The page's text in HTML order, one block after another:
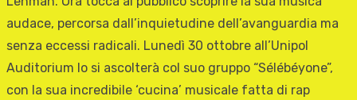
audace, percorsa dall’inquietudine dell’avanguardia ma
senza eccessi radicali. Lunedì 30 ottobre all’Unipol
Auditorium lo si ascolterà col suo gruppo “Sélébéyone”,
con la sua incredibile ‘cucina’ musicale fatta di rap